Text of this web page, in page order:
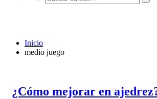
Inicio
medio juego
¿Cómo mejorar en